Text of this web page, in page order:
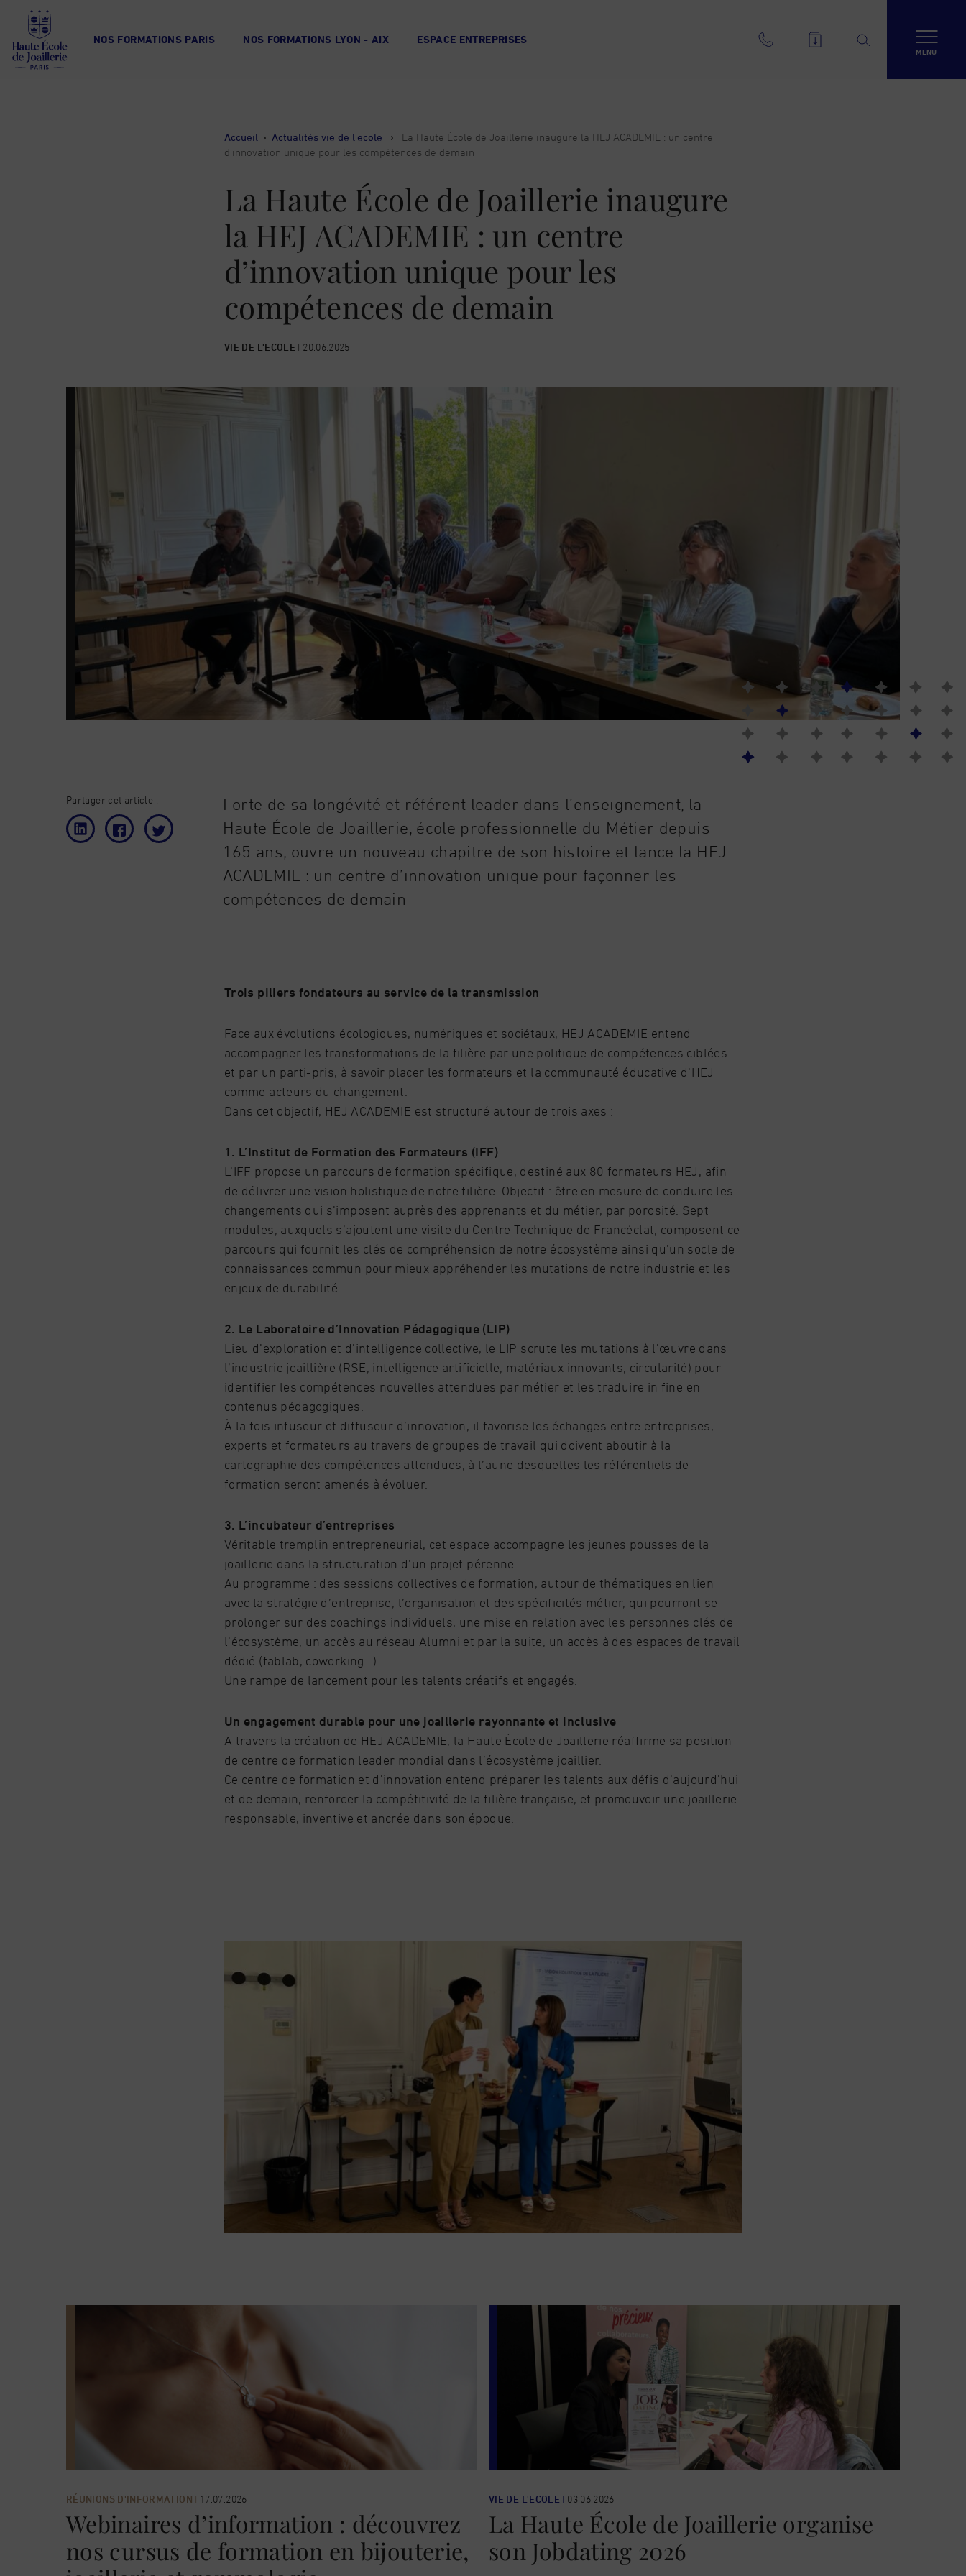
Haute
École
de
Joaillerie
NOS FORMATIONS PARIS NOS FORMATIONS LYON - AIX ESPACE ENTREPRISES
MENU
Accueil › Actualités vie de l'ecole ›
La Haute École de Joaillerie inaugure la HEJ ACADEMIE : un centre
d’innovation unique pour les compétences de demain
La Haute École de Joaillerie inaugure
la HEJ ACADEMIE : un centre
d’innovation unique pour les
compétences de demain
VIE DE L'ECOLE | 20.06.2025
Partager cet article :
Forte de sa longévité et référent leader dans l’enseignement, la
Haute École de Joaillerie, école professionnelle du Métier depuis
165 ans, ouvre un nouveau chapitre de son histoire et lance la HEJ
ACADEMIE : un centre d’innovation unique pour façonner les
compétences de demain
Trois piliers fondateurs au service de la transmission
Face aux évolutions écologiques, numériques et sociétaux, HEJ ACADEMIE entend
accompagner les transformations de la filière par une politique de compétences ciblées
et par un parti-pris, à savoir placer les formateurs et la communauté éducative d’HEJ
comme acteurs du changement.
Dans cet objectif, HEJ ACADEMIE est structuré autour de trois axes :
1. L’Institut de Formation des Formateurs (IFF)
L’IFF propose un parcours de formation spécifique, destiné aux 80 formateurs HEJ, afin
de délivrer une vision holistique de notre filière. Objectif : être en mesure de conduire les
changements qui s’imposent auprès des apprenants et du métier, par porosité. Sept
modules, auxquels s’ajoutent une visite du Centre Technique de Francéclat, composent ce
parcours qui fournit les clés de compréhension de notre écosystème ainsi qu’un socle de
connaissances commun pour mieux appréhender les mutations de notre industrie et les
enjeux de durabilité.
2. Le Laboratoire d’Innovation Pédagogique (LIP)
Lieu d’exploration et d’intelligence collective, le LIP scrute les mutations à l’œuvre dans
l’industrie joaillière (RSE, intelligence artificielle, matériaux innovants, circularité) pour
identifier les compétences nouvelles attendues par métier et les traduire in fine en
contenus pédagogiques.
À la fois infuseur et diffuseur d’innovation, il favorise les échanges entre entreprises,
experts et formateurs au travers de groupes de travail qui doivent aboutir à la
cartographie des compétences attendues, à l’aune desquelles les référentiels de
formation seront amenés à évoluer.
3. L’incubateur d’entreprises
Véritable tremplin entrepreneurial, cet espace accompagne les jeunes pousses de la
joaillerie dans la structuration d’un projet pérenne.
Au programme : des sessions collectives de formation, autour de thématiques en lien
avec la stratégie d’entreprise, l’organisation et des spécificités métier, qui pourront se
prolonger sur des coachings individuels, une mise en relation avec les personnes clés de
l’écosystème, un accès au réseau Alumni et par la suite, un accès à des espaces de travail
dédié (fablab, coworking…)
Une rampe de lancement pour les talents créatifs et engagés.
Un engagement durable pour une joaillerie rayonnante et inclusive
A travers la création de HEJ ACADEMIE, la Haute École de Joaillerie réaffirme sa position
de centre de formation leader mondial dans l’écosystème joaillier.
Ce centre de formation et d’innovation entend préparer les talents aux défis d’aujourd’hui
et de demain, renforcer la compétitivité de la filière française, et promouvoir une joaillerie
responsable, inventive et ancrée dans son époque.
RÉUNIONS D'INFORMATION | 17.07.2026
Webinaires d’information : découvrez
nos cursus de formation en bijouterie,
VIE DE L'ECOLE | 03.06.2026
La Haute École de Joaillerie organise
son Jobdating 2026